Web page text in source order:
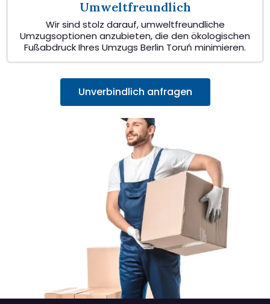
Umweltfreundlich
Wir sind stolz darauf, umweltfreundliche
Umzugsoptionen anzubieten, die den ökologischen
Fußabdruck Ihres Umzugs Berlin Toruń minimieren.
Unverbindlich anfragen